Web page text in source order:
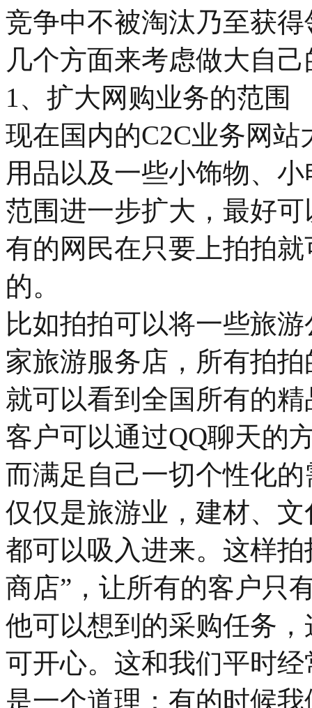
竞争中不被淘汰乃至获
几个方面来考虑做大自
1、扩大网购业务的范围
现在国内的C2C业务网
用品以及一些小饰物、
范围进一步扩大，最好
有的网民在只要上拍拍
的。
比如拍拍可以将一些旅
家旅游服务店，所有拍
就可以看到全国所有的
客户可以通过QQ聊天的
而满足自己一切个性化
仅仅是旅游业，建材、
都可以吸入进来。这样
商店”，让所有的客户只
他可以想到的采购任务
可开心。这和我们平时
是一个道理：有的时候